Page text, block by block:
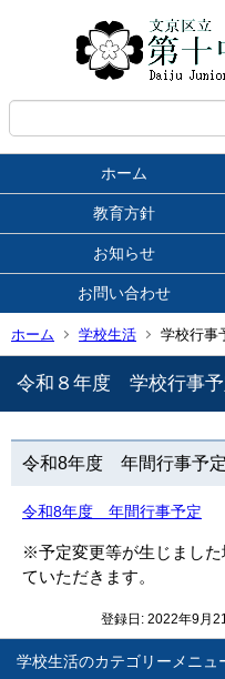
ホーム
教育方針
お知らせ
お問い合わせ
ホーム 学校生活 学校行事
学校生活
令和８年度 学校行事予
令和8年度 年間行事予定
令和8年度 年間行事予定
※予定変更等が生じまし
ていただきます。
登録日: 2022年9月